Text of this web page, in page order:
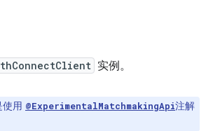
实例。
使用 @ExperimentalMatchmakingApi注解